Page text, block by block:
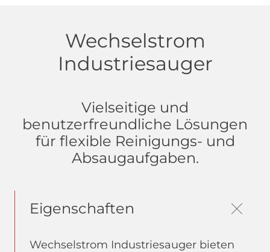
Wechselstrom
Industriesauger
Vielseitige und
benutzerfreundliche Lösungen
für flexible Reinigungs- und
Absaugaufgaben.
Eigenschaften
Wechselstrom Industriesauger bieten